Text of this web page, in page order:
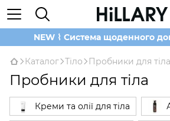
NEW ⌇ Система щоденного
Каталог Тіло Пробники для тіла
Пробники для тіла
Креми та олії для тіла